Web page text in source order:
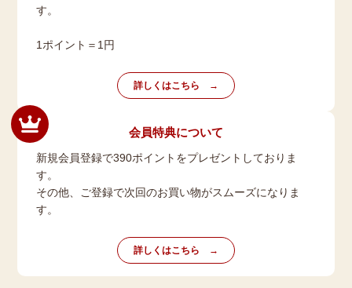
す。
1ポイント＝1円
詳しくはこちら
会員特典について
新規会員登録で390ポイントをプレゼントしておりま
す。
その他、ご登録で次回のお買い物がスムーズになりま
す。
詳しくはこちら